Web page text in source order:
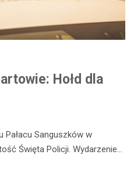
Hołd dla
Pałacu Sanguszków w
Święta Policji. Wydarzenie…